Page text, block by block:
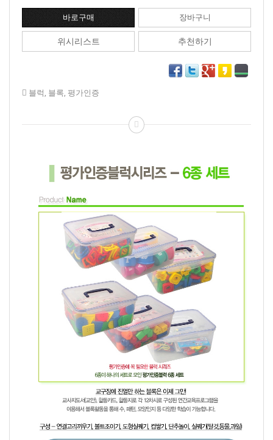
위시리스트 추천하기
블럭 블록 평가인증